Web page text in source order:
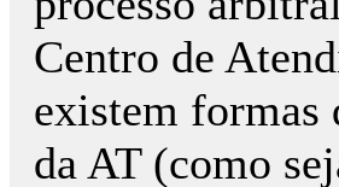
Centro de
existem formas
da AT (como